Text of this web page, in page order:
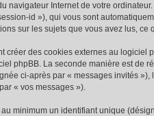
navigateur Internet de votre
id »), qui vous sont
sur les sujets que vous avez lus,
créer des cookies externes au logiciel
phpBB. La seconde manière est de
ci-après par « messages invités
« vos messages »).
minimum un identifiant unique